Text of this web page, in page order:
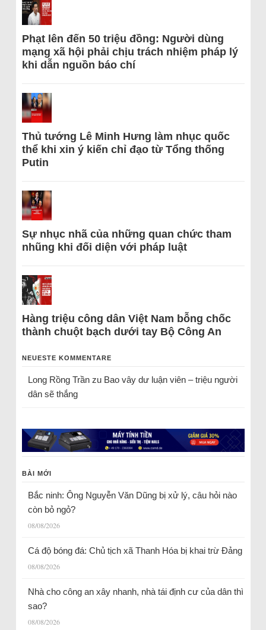
Phạt lên đến 50 triệu đồng: Người dùng
mạng xã hội phải chịu trách nhiệm pháp lý
khi dẫn nguồn báo chí
Thủ tướng Lê Minh Hưng làm nhục quốc
thể khi xin ý kiến chỉ đạo từ Tổng thống
Putin
Sự nhục nhã của những quan chức tham
nhũng khi đối diện với pháp luật
Hàng triệu công dân Việt Nam bỗng chốc
thành chuột bạch dưới tay Bộ Công An
NEUESTE KOMMENTARE
Long Rồng Trầnzu Bao vây dư luận viên – triệu người
dân sẽ thắng
BÀI MỚI
Bắc ninh: Ông Nguyễn Văn Dũng bị xử lý, câu hỏi nào
còn bỏ ngỏ?
08/08/2026
Cá độ bóng đá: Chủ tịch xã Thanh Hóa bị khai trừ Đảng
08/08/2026
Nhà cho công an xây nhanh, nhà tái định cư của dân thì
sao?
08/08/2026